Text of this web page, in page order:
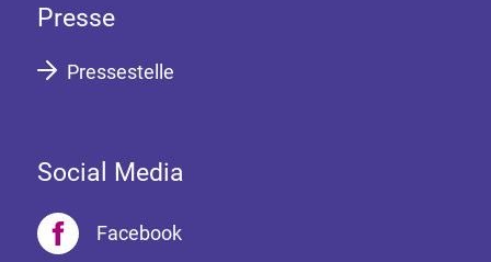
Presse
Pressestelle
Social Media
Facebook